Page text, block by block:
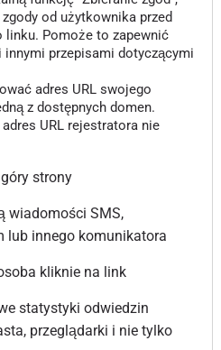
od użytkownika przed
Pomoże to zapewnić
innymi przepisami dotyczącymi
adres URL swojego
z dostępnych domen.
URL rejestratora nie
strony
wiadomości SMS,
lub innego komunikatora
kliknie na link
statystyki odwiedzin
przeglądarki i nie tylko